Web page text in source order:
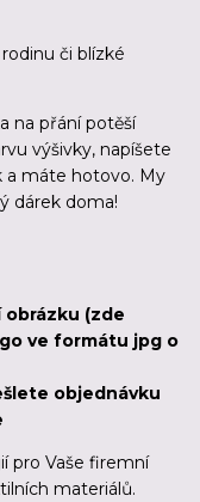
či blízké
na přání potěší
výšivky, napíšete
a máte hotovo. My
dárek doma!
obrázku (zde
ve formátu jpg o
objednávku
pro Vaše firemní
materiálů.